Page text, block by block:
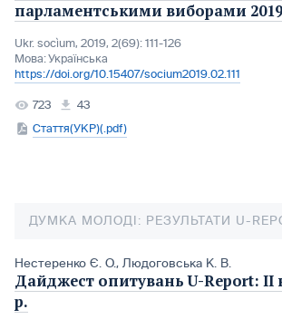
парламентськими виборами
Ukr. socìum, 2019, 2(69): 111-126
Мова:Українська
https://doi.org/10.15407/socium2019.02.111
723
43
Стаття(УКР)(.pdf)
ДУМКА МОЛОДІ: РЕЗУЛЬТАТИ U-
Нестеренко Є. О., Людоговська К. В.
Дайджест опитувань U-Report: ІІ
р.